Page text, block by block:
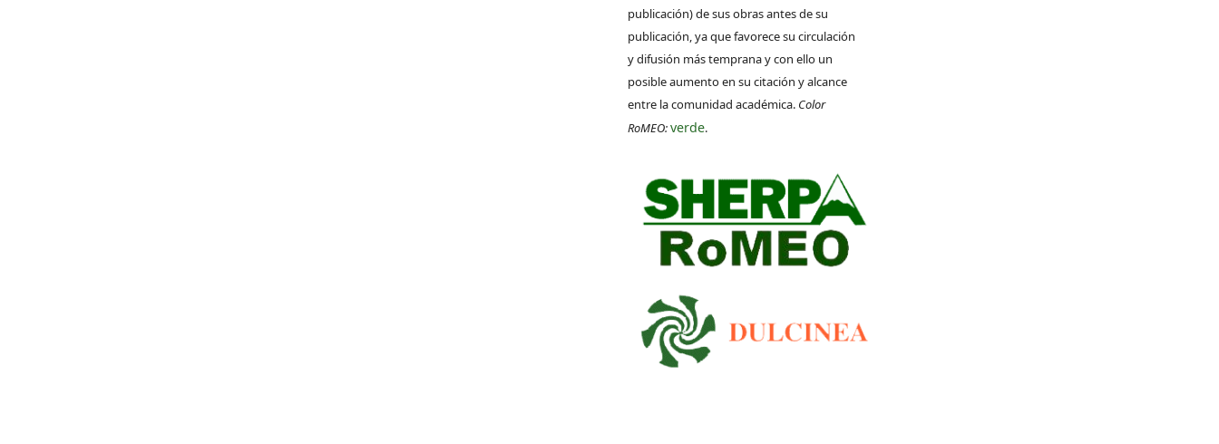
publicación) de sus obras antes de su
publicación, ya que favorece su circulación
y difusión más temprana y con ello un
posible aumento en su citación y alcance
entre la comunidad académica. Color
RoMEO:verde.